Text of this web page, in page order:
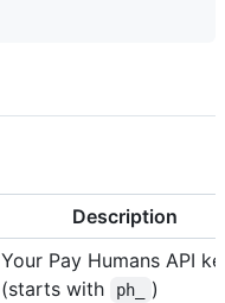
Description
Your Pay Humans API
(starts with
ph_ )